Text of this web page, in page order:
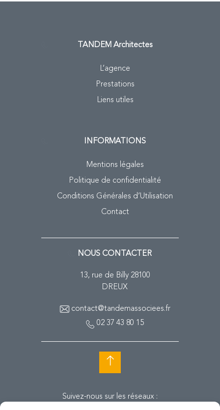
TANDEM Architectes
L’agence
Prestations
Liens utiles
INFORMATIONS
Mentions légales
Politique de confidentialité
Conditions Générales d’Utilisation
Contact
NOUS CONTACTER
13, rue de Billy 28100
DREUX
contact@tandemassociees.fr
02 37 43 80 15
Suivez-nous sur les réseaux :